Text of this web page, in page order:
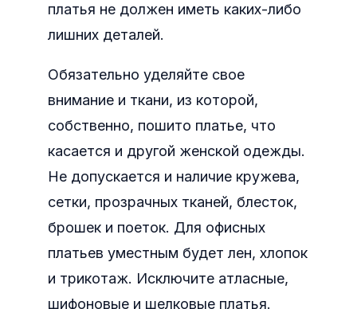
платья не должен иметь каких-либо
лишних деталей.
Обязательно уделяйте свое
внимание и ткани, из которой,
собственно, пошито платье, что
касается и другой женской одежды.
Не допускается и наличие кружева,
сетки, прозрачных тканей, блесток,
брошек и поеток. Для офисных
платьев уместным будет лен, хлопок
и трикотаж. Исключите атласные,
шифоновые и шелковые платья.